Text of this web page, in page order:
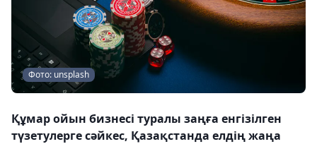
Фото: unsplash
Құмар ойын бизнесі туралы заңға енгізілген
түзетулерге сәйкес, Қазақстанда елдің жаңа